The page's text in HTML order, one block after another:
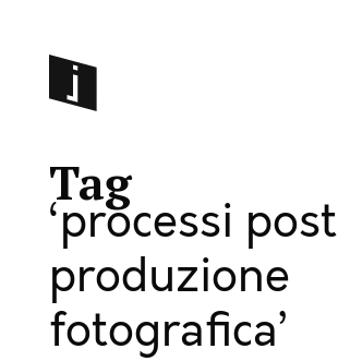
Tag
processi post
produzione
fotografica